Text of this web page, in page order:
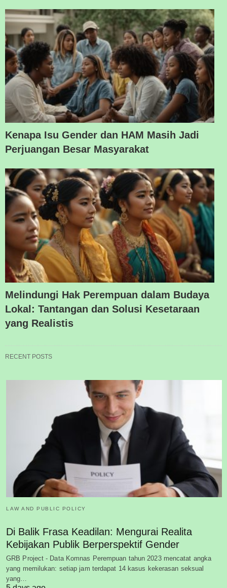
Kenapa Isu Gender dan HAM Masih Jadi
Perjuangan Besar Masyarakat
Melindungi Hak Perempuan dalam Budaya
Lokal: Tantangan dan Solusi Kesetaraan
yang Realistis
RECENT POSTS
LAW AND PUBLIC POLICY
Di Balik Frasa Keadilan: Mengurai Realita
Kebijakan Publik Berperspektif Gender
GRB Project - Data Komnas Perempuan tahun 2023 mencatat angka
yang memilukan: setiap jam terdapat 14 kasus kekerasan seksual
yang…